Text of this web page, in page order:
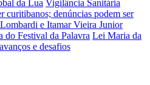
da Lua Vigilância Sanitária
curitibanos; denúncias podem ser
e Itamar Vieira Junior
do Festival da Palavra Lei Maria da
e desafios